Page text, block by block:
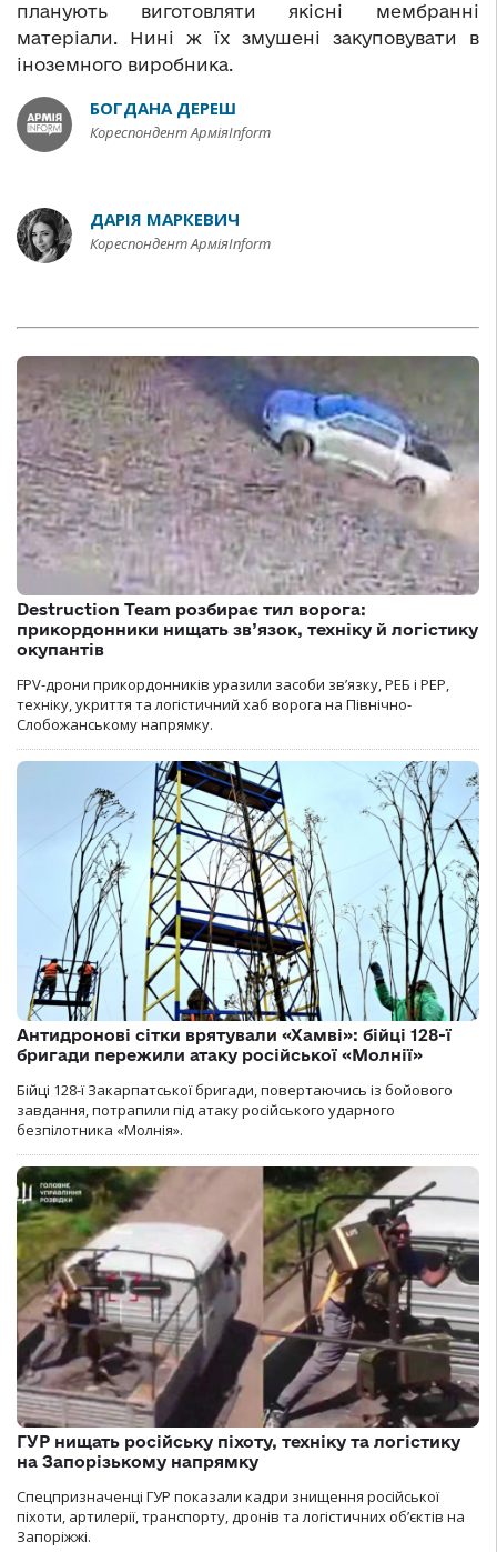
планують виготовляти якісні мембранні
матеріали. Нині ж їх змушені закуповувати в
іноземного виробника.
БОГДАНА ДЕРЕШ
Кореспондент АрміяInform
ДАРІЯ МАРКЕВИЧ
Кореспондент АрміяInform
Destruction Team розбирає тил ворога:
прикордонники нищать зв’язок, техніку й логістику
окупантів
FPV-дрони прикордонників уразили засоби зв’язку, РЕБ і РЕР,
техніку, укриття та логістичний хаб ворога на Північно-
Слобожанському напрямку.
Антидронові сітки врятували «Хамві»: бійці 128-ї
бригади пережили атаку російської «Молнії»
Бійці 128-ї Закарпатської бригади, повертаючись із бойового
завдання, потрапили під атаку російського ударного
безпілотника «Молнія».
ГУР нищать російську піхоту, техніку та логістику
на Запорізькому напрямку
Спецпризначенці ГУР показали кадри знищення російської
піхоти, артилерії, транспорту, дронів та логістичних об’єктів на
Запоріжжі.